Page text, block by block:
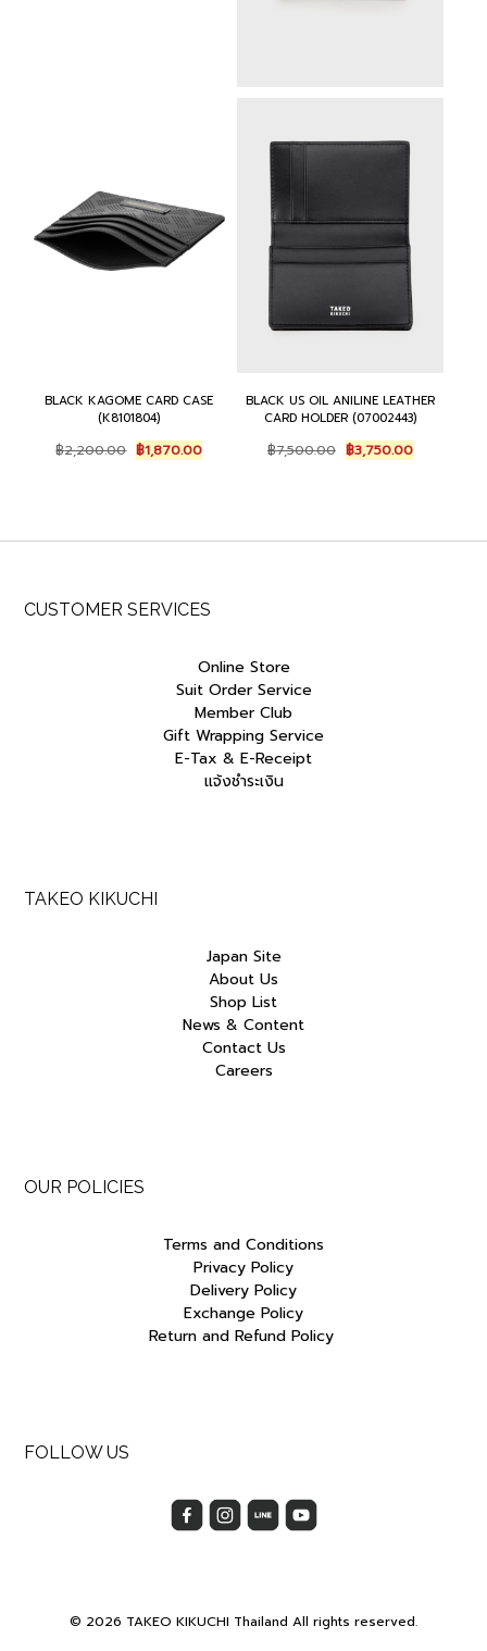
BLACK KAGOME CARD CASE
(K8101804)
฿2,200.00 Original
price
฿1,870.00Current
price
BLACK US OIL ANILINE LEATHER
CARD HOLDER (07002443)
฿7,500.00 Original
price
฿3,750.00Current
price
CUSTOMER SERVICES
Online Store
Suit Order Service
Member Club
Gift Wrapping Service
E-Tax & E-Receipt
แจ้งชำระเงิน
TAKEO KIKUCHI
Japan Site
About Us
Shop List
News & Content
Contact Us
Careers
OUR POLICIES
Terms and Conditions
Privacy Policy
Delivery Policy
Exchange Policy
Return and Refund Policy
FOLLOW US
© 2026 TAKEO KIKUCHI Thailand All rights reserved.